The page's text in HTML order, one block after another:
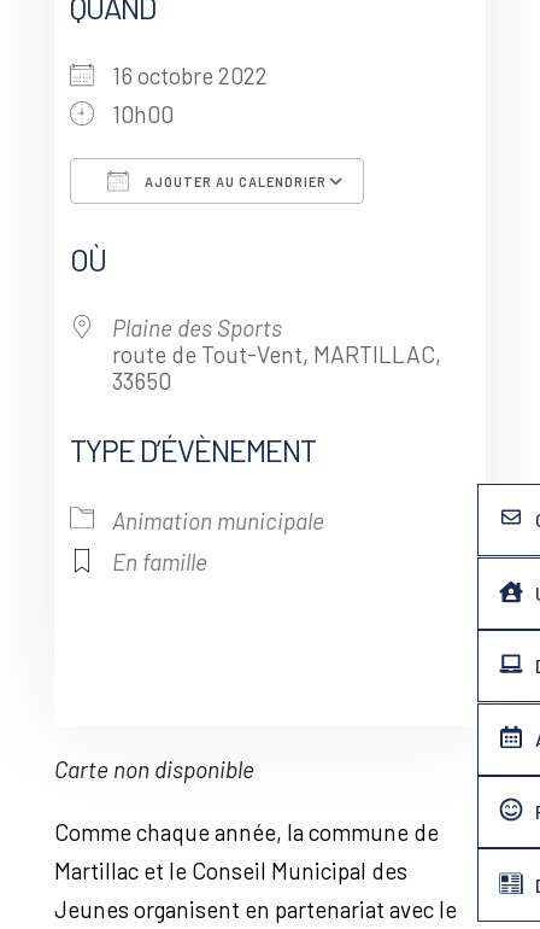
16 octobre 2022
10h00
AJOUTER AU CALENDRIER
OÙ
Plaine des Sports
route de Tout-Vent, MARTILLAC,
33650
TYPE D’ÉVÈNEMENT
Animation municipale
En famille
Carte non disponible
Comme chaque année, la commune de
Martillac et le Conseil Municipal des
Jeunes organisent en partenariat avec le